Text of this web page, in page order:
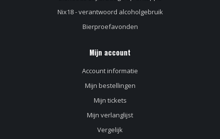
Nix18 - verantwoord alcoholgebruik
Bierproefavonden
Mijn account
Account informatie
Mijn bestellingen
Mijn tickets
Mijn verlanglijst
Vergelijk